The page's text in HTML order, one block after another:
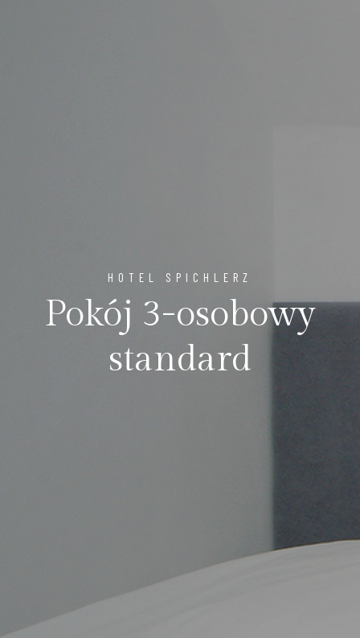
HOTEL SPICHLERZ
Pokój 3-osobowy
standard